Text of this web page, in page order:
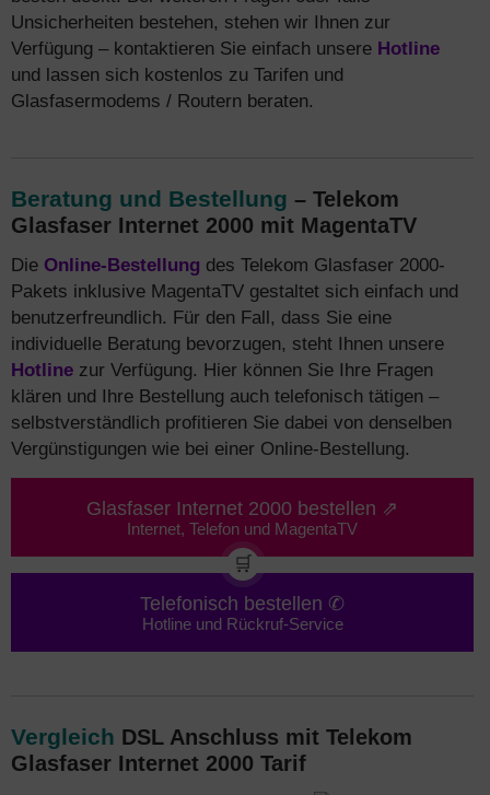
Unsicherheiten bestehen, stehen wir Ihnen zur
Verfügung – kontaktieren Sie einfach unsere Hotline
und lassen sich kostenlos zu Tarifen und
Glasfasermodems / Routern beraten.
Beratung und Bestellung – Telekom
Glasfaser Internet 2000 mit MagentaTV
Die Online-Bestellung des Telekom Glasfaser 2000-
Pakets inklusive MagentaTV gestaltet sich einfach und
benutzerfreundlich. Für den Fall, dass Sie eine
individuelle Beratung bevorzugen, steht Ihnen unsere
Hotline zur Verfügung. Hier können Sie Ihre Fragen
klären und Ihre Bestellung auch telefonisch tätigen –
selbstverständlich profitieren Sie dabei von denselben
Vergünstigungen wie bei einer Online-Bestellung.
Glasfaser Internet 2000 bestellen ⇗
Internet, Telefon und MagentaTV
🛒
Telefonisch bestellen ✆
Hotline und Rückruf-Service
Vergleich DSL Anschluss mit Telekom
Glasfaser Internet 2000 Tarif